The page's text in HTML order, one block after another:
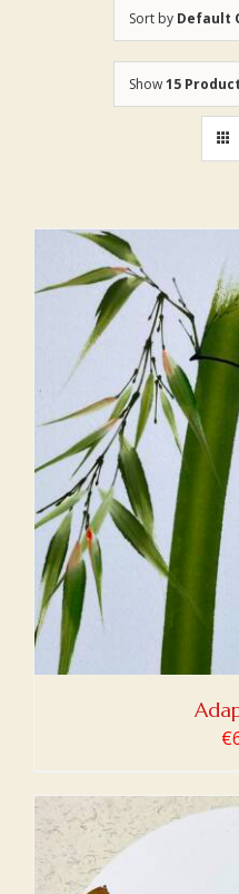
Sort by Default
Show15
€